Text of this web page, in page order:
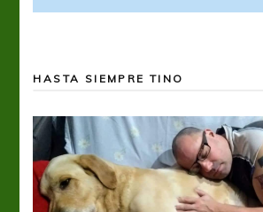
HASTA SIEMPRE TINO